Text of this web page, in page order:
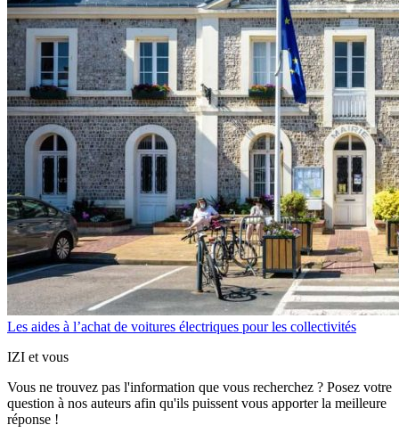
Les aides à l’achat de voitures électriques pour les collectivités
IZI et vous
Vous ne trouvez pas l'information que vous recherchez ? Posez votre
question à nos auteurs afin qu'ils puissent vous apporterla meilleure
réponse !